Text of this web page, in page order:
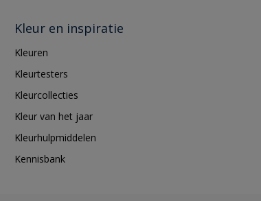
Kleur en inspiratie
Kleuren
Kleurtesters
Kleurcollecties
Kleur van het jaar
Kleurhulpmiddelen
Kennisbank